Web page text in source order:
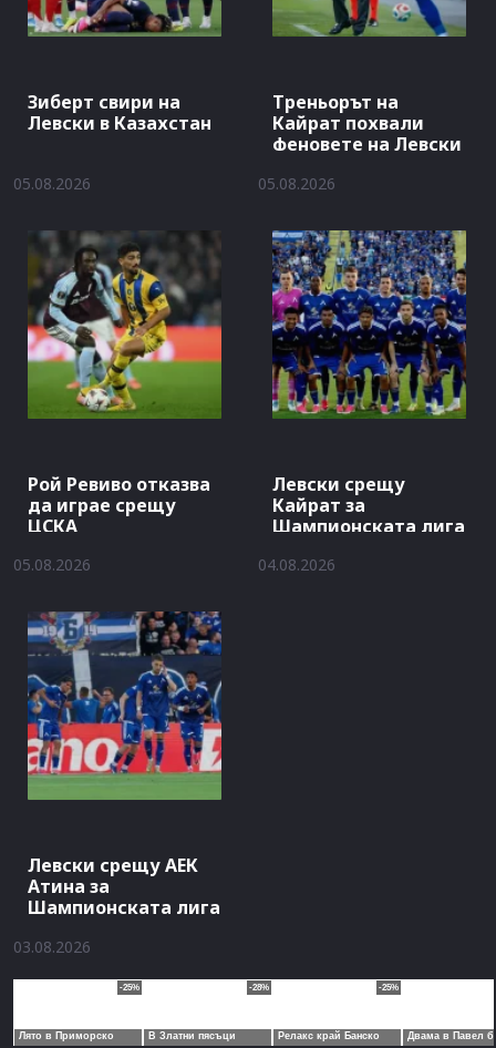
Зиберт свири на
Левски в Казахстан
05.08.2026
Треньорът на
Кайрат похвали
феновете на Левски
05.08.2026
Рой Ревиво отказва
да играе срещу
ЦСКА
05.08.2026
Левски срещу
Кайрат за
Шампионската лига
04.08.2026
Левски срещу АЕК
Атина за
Шампионската лига
03.08.2026